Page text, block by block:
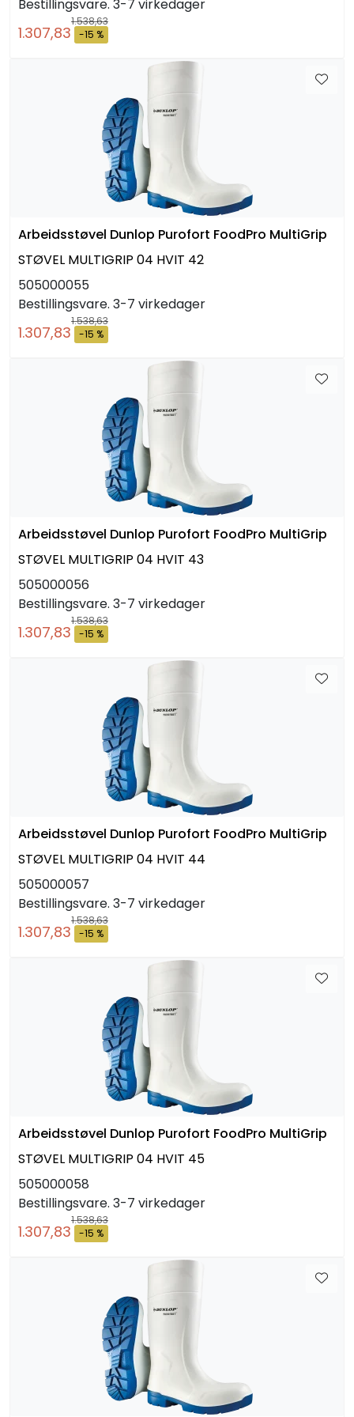
Bestillingsvare. 3-7 virkedager
1.538,63
1.307,83 -15 %
Arbeidsstøvel Dunlop Purofort FoodPro MultiGrip
STØVEL MULTIGRIP 04 HVIT 42
505000055
Bestillingsvare. 3-7 virkedager
1.538,63
1.307,83 -15 %
Arbeidsstøvel Dunlop Purofort FoodPro MultiGrip
STØVEL MULTIGRIP 04 HVIT 43
505000056
Bestillingsvare. 3-7 virkedager
1.538,63
1.307,83 -15 %
Arbeidsstøvel Dunlop Purofort FoodPro MultiGrip
STØVEL MULTIGRIP 04 HVIT 44
505000057
Bestillingsvare. 3-7 virkedager
1.538,63
1.307,83 -15 %
Arbeidsstøvel Dunlop Purofort FoodPro MultiGrip
STØVEL MULTIGRIP 04 HVIT 45
505000058
Bestillingsvare. 3-7 virkedager
1.538,63
1.307,83 -15 %